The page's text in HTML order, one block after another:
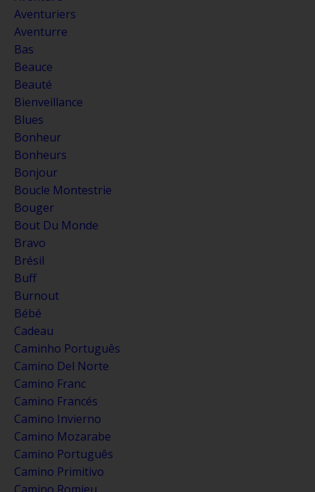
Aventuriers
Aventurre
Bas
Beauce
Beauté
Bienveillance
Blues
Bonheur
Bonheurs
Bonjour
Boucle Montestrie
Bouger
Bout Du Monde
Bravo
Brésil
Buff
Burnout
Bébé
Cadeau
Caminho Português
Camino Del Norte
Camino Franc
Camino Francés
Camino Invierno
Camino Mozarabe
Camino Português
Camino Primitivo